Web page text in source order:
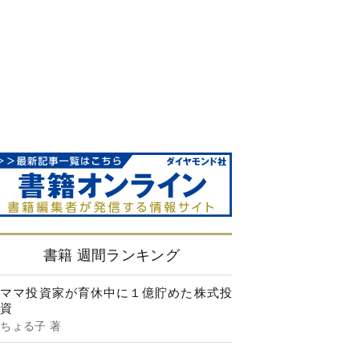
書籍 週間ランキング
ママ投資家が育休中に１億貯めた株式投
資
ちょる子 著